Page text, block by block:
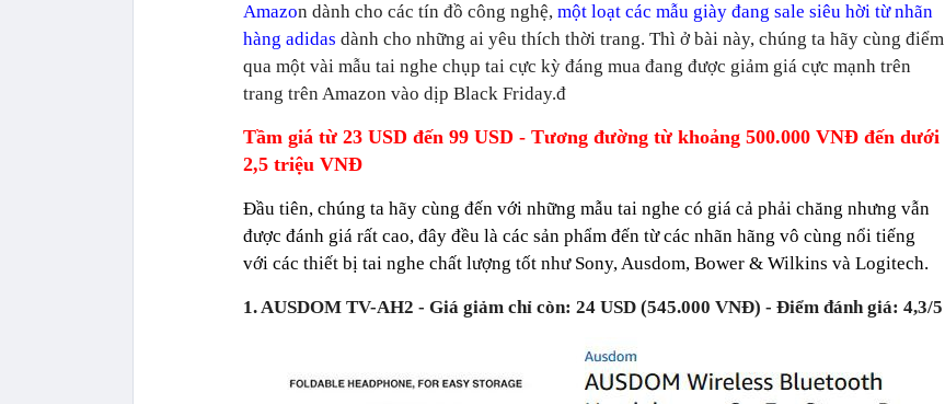
Amazon dành cho các tín đồ công nghệ, một loạt các mẫu giày đang sale siêu hời từ nhãn
hàng adidas dành cho những ai yêu thích thời trang. Thì ở bài này, chúng ta hãy cùng điểm
qua một vài mẫu tai nghe chụp tai cực kỳ đáng mua đang được giảm giá cực mạnh trên
trang trên Amazon vào dịp Black Friday.đ
Tầm giá từ 23 USD đến 99 USD - Tương đường từ khoảng 500.000 VNĐ đến dưới
2,5 triệu VNĐ
Đầu tiên, chúng ta hãy cùng đến với những mẫu tai nghe có giá cả phải chăng nhưng vẫn
được đánh giá rất cao, đây đều là các sản phẩm đến từ các nhãn hãng vô cùng nổi tiếng
với các thiết bị tai nghe chất lượng tốt như Sony, Ausdom, Bower & Wilkins và Logitech.
1. AUSDOM TV-AH2 - Giá giảm chỉ còn: 24 USD (545.000 VNĐ) - Điểm đánh giá: 4,3/5